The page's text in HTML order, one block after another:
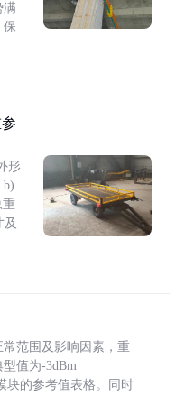
满
保
形
b)
重
范围及影响因素，重
值为-3dBm
块的参考值表格。同时